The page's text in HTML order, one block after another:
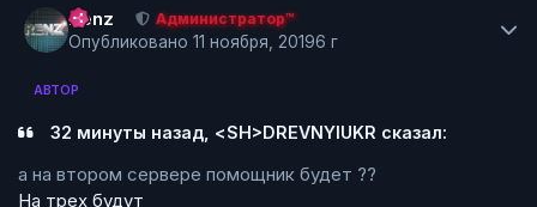
Renz Администратор™
Опубликовано 11 ноября, 20196 г
АВТОР
32 минуты назад, <SH>DREVNYIUKR сказал:
а на втором сервере помощник будет ??
На трех будут